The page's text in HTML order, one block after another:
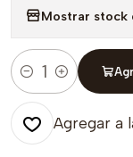
Mostrar stock
Cantidad
Agregar a